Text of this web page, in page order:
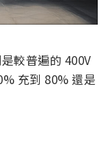
較普遍的 400V
充到 80% 還是